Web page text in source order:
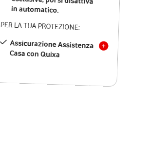
in automatico.
PER LA TUA PROTEZIONE:
Assicurazione Assistenza
Casa con Quixa